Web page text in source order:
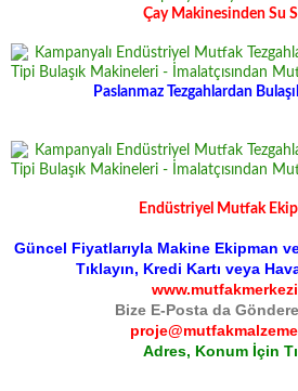
Çay Makinesinden Su
Paslanmaz Tezgahlardan
Endüstriyel Mutfak
Güncel Fiyatlarıyla Makine Ekipman
Tıklayın, Kredi Kartı veya
Bize E-Posta da
Adres, Konum İçin